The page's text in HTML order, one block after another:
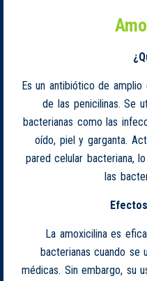
Es un antibiótico de
de las penicilinas. Se
bacterianas como las
oído, piel y garganta.
pared celular bacteriana,
las
La amoxicilina es
bacterianas cuando se
médicas. Sin embargo, su